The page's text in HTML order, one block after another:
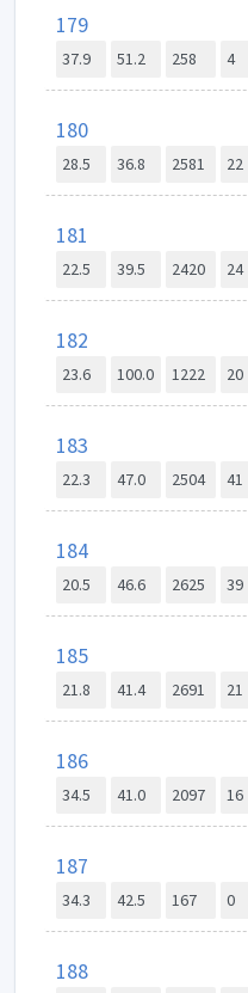
179
37.9 51.2 258 4
180
28.5 36.8 2581 22
181
22.5 39.5 2420 24
182
23.6 100.0 1222 20
183
22.3 47.0 2504 41
184
20.5 46.6 2625 39
185
21.8 41.4 2691 21
186
34.5 41.0 2097 16
187
34.3 42.5 167 0
188